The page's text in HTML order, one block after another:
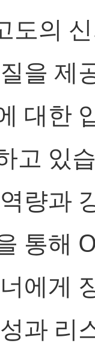
도의
을 제
대한
고 있
량과
통해
에게
과 리